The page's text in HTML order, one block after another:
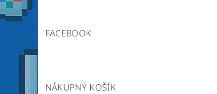
FACEBOOK
NÁKUPNÝ KOŠÍK